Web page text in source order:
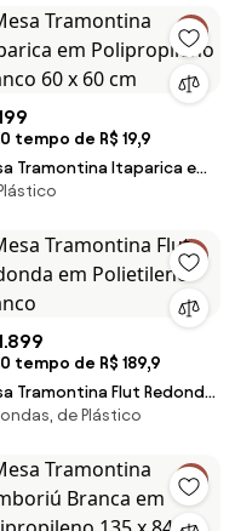
tempo de R$ 19,9
Tramontina Itaparica em
Branco 60 x 60
tempo de R$ 189,9
Tramontina Flut Redonda
Branco
de Plástico